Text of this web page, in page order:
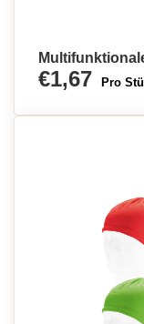
€1,67 Pro